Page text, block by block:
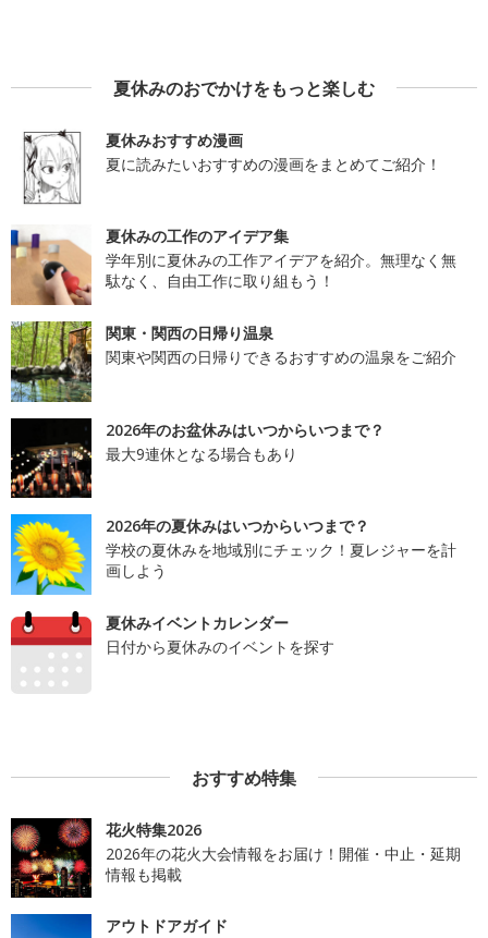
夏休みのおでかけをもっと楽しむ
夏休みおすすめ漫画
夏に読みたいおすすめの漫画をまとめてご紹介！
夏休みの工作のアイデア集
学年別に夏休みの工作アイデアを紹介。無理なく無
駄なく、自由工作に取り組もう！
関東・関西の日帰り温泉
関東や関西の日帰りできるおすすめの温泉をご紹介
2026年のお盆休みはいつからいつまで？
最大9連休となる場合もあり
2026年の夏休みはいつからいつまで？
学校の夏休みを地域別にチェック！夏レジャーを計
画しよう
夏休みイベントカレンダー
日付から夏休みのイベントを探す
おすすめ特集
花火特集2026
2026年の花火大会情報をお届け！開催・中止・延期
情報も掲載
アウトドアガイド